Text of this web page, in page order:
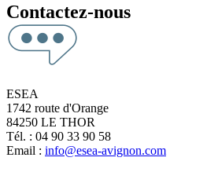
Contactez-nous
ESEA
1742 route d'Orange
84250 LE THOR
Tél. : 04 90 33 90 58
Email : info@esea-avignon.com